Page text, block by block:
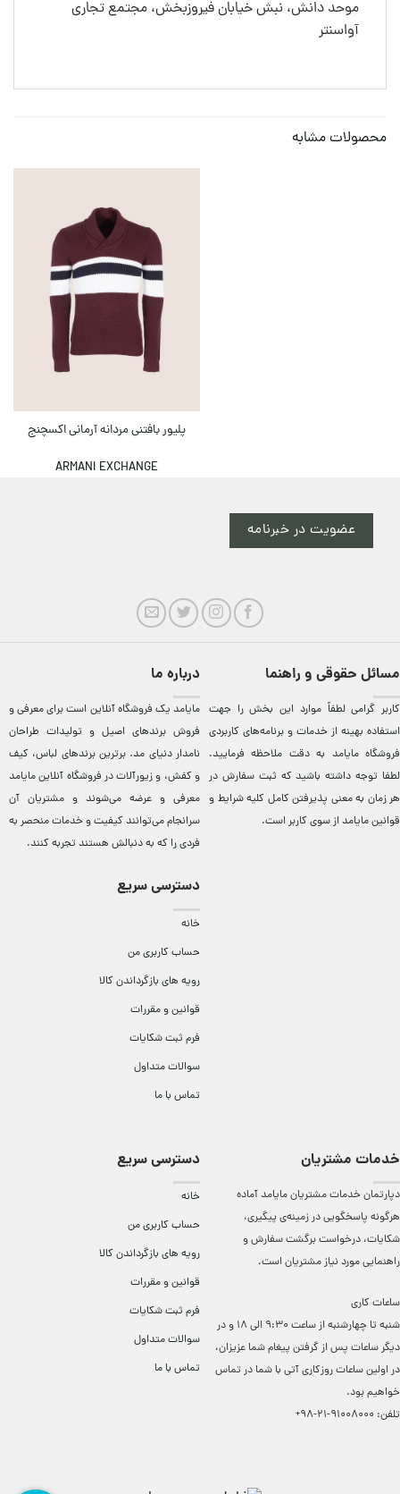
موحد دانش، نبش خیابان فیروزبخش، مجتمع تجاری
آواسنتر
محصولات مشابه
پلیور بافتنی مردانه آرمانی اکسچنج
ARMANI EXCHANGE
عضویت در خبرنامه
مسائل حقوقی و راهنما
کاربر گرامی لطفاً موارد این بخش را جهت
استفاده بهینه از خدمات و برنامه‌‏های کاربردی
فروشگاه مایامد به دقت ملاحظه فرمایید.
لطفا توجه داشته باشید که ثبت سفارش در
هر زمان به معنی پذیرفتن کامل کلیهشرایط و
قوانین مایامداز سوی کاربر است.
درباره ما
مایامد يک فروشگاه آنلاين است برای معرفی و
فروش برندهای اصيل و توليدات طراحان
نامدار دنيای مد. برترين‌ برندهای لباس، کيف
و کفش، و زيورآلات در فروشگاه آنلاين مایامد
معرفی و عرضه می‌شوند و مشتريان آن
سرانجام می‌توانند کيفيت و خدمات منحصر به
فردی را که به دنبالش هستند تجربه کنند.
دسترسی سریع
خانه
حساب کاربری من
رویه های بازگرداندن کالا
قوانین و مقررات
فرم ثبت شکایات
سوالات متداول
تماس با ما
خدمات مشتریان
دپارتمان خدمات مشتریان مایامد آماده
هرگونه پاسخگویی در زمینه‌ی پیگیری،
شکایات، درخواست برگشت سفارش و
راهنمایی مورد نیاز مشتریان است.
ساعات کاری
شنبه تا چهارشنبه از ساعت 9:30 الی 18 و در
دیگر ساعات ‌پس از گرفتن پیغام شما عزیزان،
در اولین ساعات روزکاری آتی با شما در تماس
خواهیم بود.
تلفن: 91008000-21-98+
دسترسی سریع
خانه
حساب کاربری من
رویه های بازگرداندن کالا
قوانین و مقررات
فرم ثبت شکایات
سوالات متداول
تماس با ما